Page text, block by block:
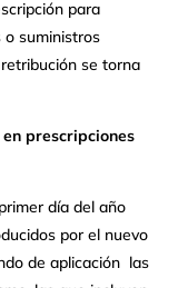
para
o suministros
se torna
prescripciones
día del año
por el nuevo
de aplicación las